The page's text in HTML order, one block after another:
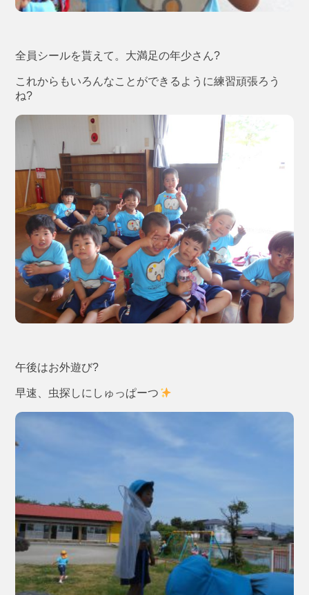
全員シールを貰えて。大満足の年少さん?
これからもいろんなことができるように練習頑張ろう
ね?
午後はお外遊び?
早速、虫探しにしゅっぱーつ